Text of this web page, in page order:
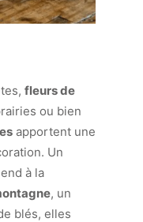
fleurs de
ou bien
apportent une
Un
à la
, un
blés, elles